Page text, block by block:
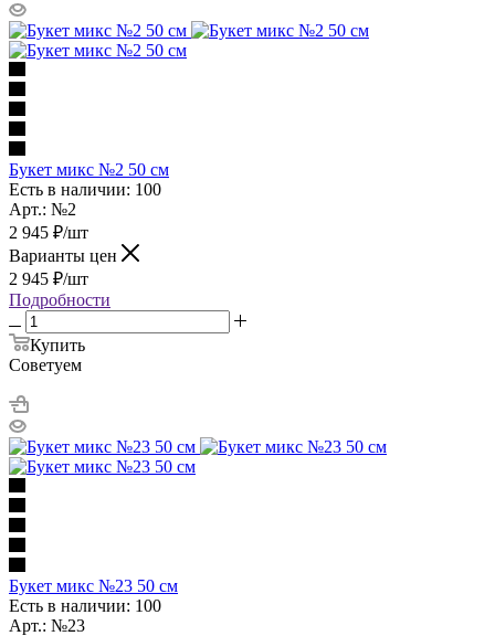
Букет микс №2 50 см
Есть в наличии: 100
Арт.: №2
2 945 ₽/шт
Варианты цен
2 945 ₽/шт
Подробности
Купить
Советуем
Букет микс №23 50 см
Есть в наличии: 100
Арт.: №23